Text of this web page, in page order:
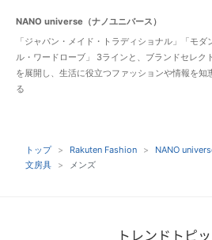
NANO universe（ナノユニバース）
「ジャパン・メイド・トラディショナル」「モ
ル・ワードローブ」 3ラインと、ブランドセレク
を展開し、生活に役立つファッションや情報を知
る
トップ Rakuten Fashion
NANO
文房具
メンズ
トレンドトピ